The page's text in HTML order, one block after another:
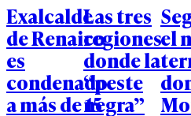
Exalcalde
de Renaico
es
condenado
a más de 15
Las tres
regiones
donde la
“peste
negra”
el